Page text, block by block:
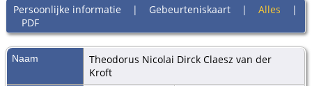
Persoonlijke informatie | Gebeurteniskaart| Alles |
PDF
Naam Theodorus Nicolai Dirck Claesz van der
Kroft